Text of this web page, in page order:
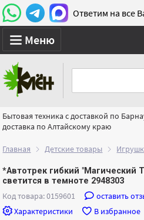
Ответим на все
Меню
Бытовая техника с доставкой по
доставка по Алтайскому краю
Главная Детские товары
*Автотрек гибкий "Магический
светится в темноте 2948303
Код товара: 0159601 оставить
Характеристики
В избранное